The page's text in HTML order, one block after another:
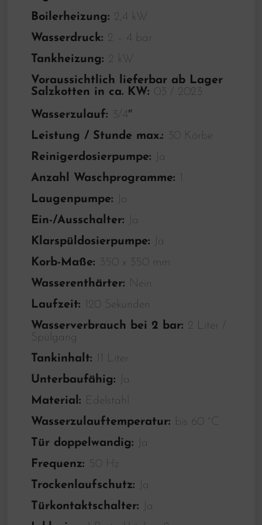
Boilerheizung: 2,4 kW
Wasserdruck: 2 – 4 bar
Tankheizung: 2 kW
Voraussichtlich lieferbar ab Lager
Salzkotten in ca. KW: 03 / 2023
Wasserzulauf: 3/4″
Leistung / Stunde max.: 30 Körbe
Reinigerdosierpumpe:
Ja
Anzahl Waschprogramme: 1
Laugenpumpe:
Ja
Ein-/Ausschalter:
Ja
Klarspüldosierpumpe:
Ja
Korb-Maße: 350 x 350 mm
Wasserenthärter: Nein
Laufzeit: 120 Sekunden
Wasserverbrauch bei 2 bar: 2 Liter /
Spülgang
Tankinhalt: 11 Liter
Unterbaufähig:
Ja
Material: Edelstahl
Wasserzulauftemperatur: bis 60 °C
Tür doppelwandig:
Ja
Frequenz: 50 Hz
Trockenlaufschutz:
Ja
Türkontaktschalter:
Ja